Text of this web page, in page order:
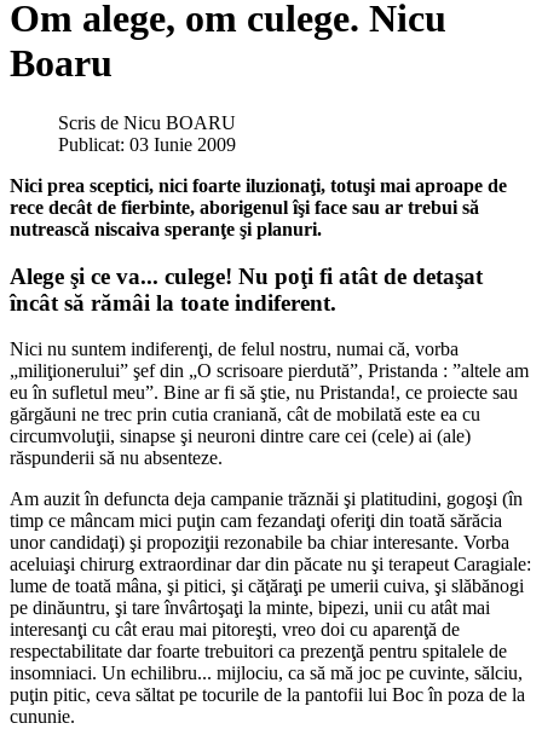
Om alege, om culege. Nicu
Boaru
Scris de Nicu BOARU
Publicat: 03 Iunie 2009
Nici prea sceptici, nici foarte iluzionaţi, totuşi mai aproape de
rece decât de fierbinte, aborigenul îşi face sau ar trebui să
nutrească niscaiva speranţe şi planuri.
Alege şi ce va... culege! Nu poţi fi atât de detaşat
încât să rămâi la toate indiferent.
Nici nu suntem indiferenţi, de felul nostru, numai că, vorba
„miliţionerului” şef din „O scrisoare pierdută”, Pristanda : ”altele am
eu în sufletul meu”. Bine ar fi să ştie, nu Pristanda!, ce proiecte sau
gărgăuni ne trec prin cutia craniană, cât de mobilată este ea cu
circumvoluţii, sinapse şi neuroni dintre care cei (cele) ai (ale)
răspunderii să nu absenteze.
Am auzit în defuncta deja campanie trăznăi şi platitudini, gogoşi (în
timp ce mâncam mici puţin cam fezandaţi oferiţi din toată sărăcia
unor candidaţi) şi propoziţii rezonabile ba chiar interesante. Vorba
aceluiaşi chirurg extraordinar dar din păcate nu şi terapeut Caragiale:
lume de toată mâna, şi pitici, şi căţăraţi pe umerii cuiva, şi slăbănogi
pe dinăuntru, şi tare învârtoşaţi la minte, bipezi, unii cu atât mai
interesanţi cu cât erau mai pitoreşti, vreo doi cu aparenţă de
respectabilitate dar foarte trebuitori ca prezenţă pentru spitalele de
insomniaci. Un echilibru... mijlociu, ca să mă joc pe cuvinte, sălciu,
puţin pitic, ceva săltat pe tocurile de la pantofii lui Boc în poza de la
cununie.